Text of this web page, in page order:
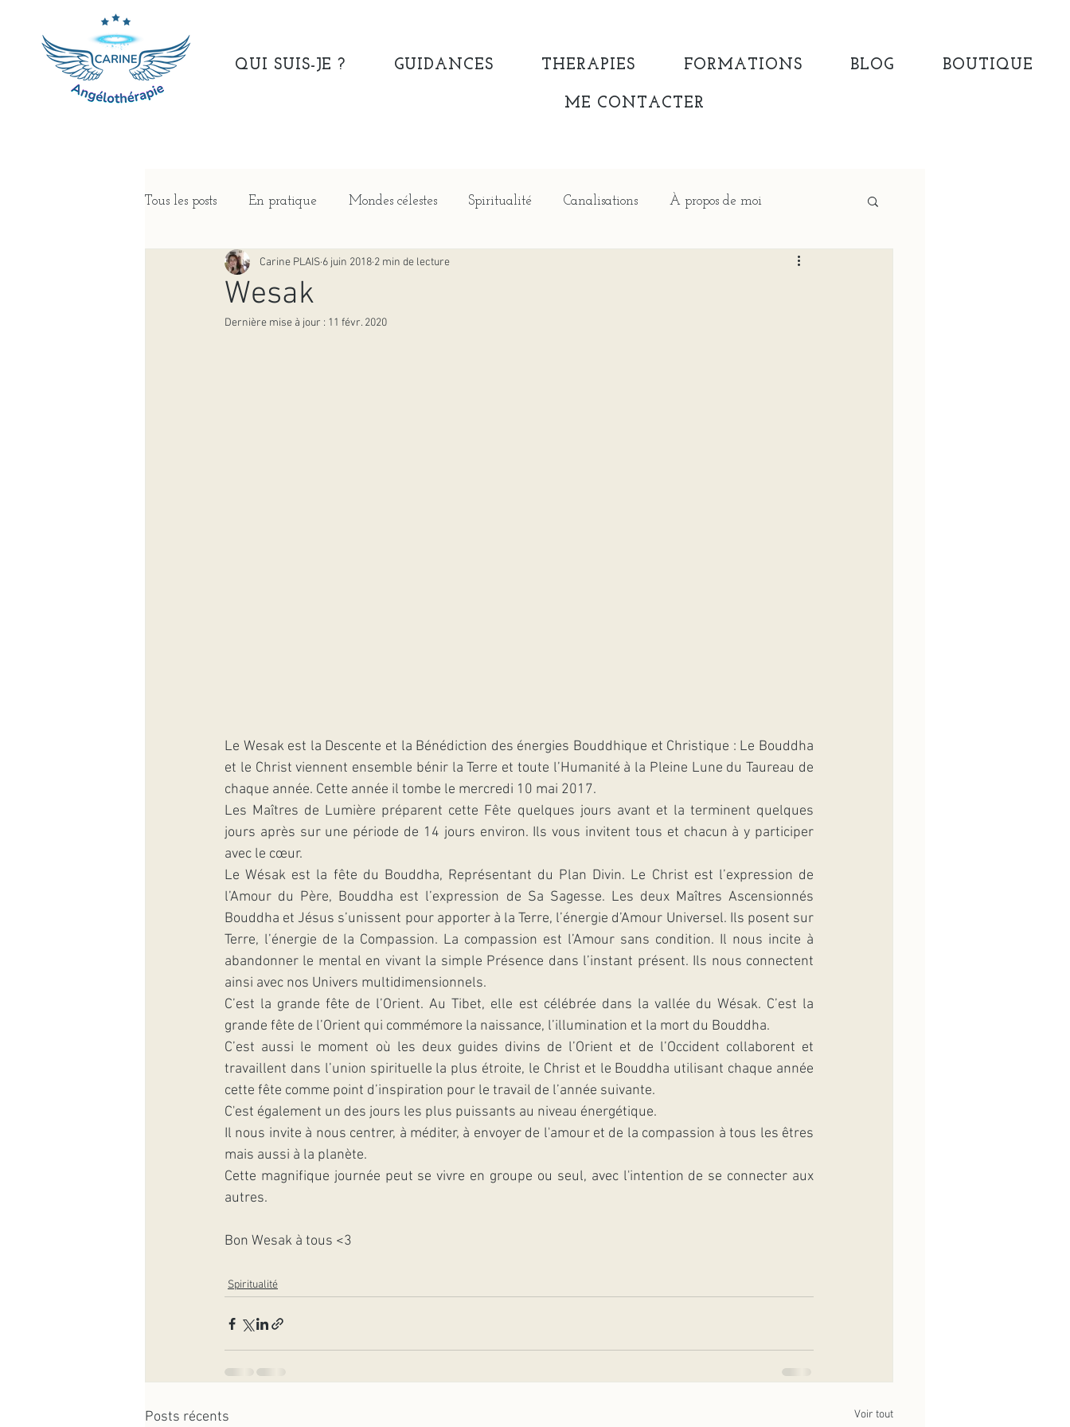
QUI SUIS-JE ? GUIDANCES THERAPIES FORMATIONS BLOG BOUTIQUE
ME CONTACTER
Tous les posts En pratique Mondes célestes Spiritualité Canalisations À propos de moi
Wesak
Carine PLAIS 6 juin 2018 2 min de lecture
Dernière mise à jour : 11 févr. 2020
Le Wesak est la Descente et la Bénédiction des énergies Bouddhique et Christique : Le Bouddha
et le Christ viennent ensemble bénir la Terre et toute l’Humanité à la Pleine Lune du Taureau de
chaque année. Cette année il tombe le mercredi 10 mai 2017.
Les Maîtres de Lumière préparent cette Fête quelques jours avant et la terminent quelques
jours après sur une période de 14 jours environ. Ils vous invitent tous et chacun à y participer
avec le cœur.
Le Wésak est la fête du Bouddha, Représentant du Plan Divin. Le Christ est l’expression de
l’Amour du Père, Bouddha est l’expression de Sa Sagesse. Les deux Maîtres Ascensionnés
Bouddha et Jésus s’unissent pour apporter à la Terre, l’énergie d’Amour Universel. Ils posent sur
Terre, l’énergie de la Compassion. La compassion est l’Amour sans condition. Il nous incite à
abandonner le mental en vivant la simple Présence dans l’instant présent. Ils nous connectent
ainsi avec nos Univers multidimensionnels.
C’est la grande fête de l’Orient. Au Tibet, elle est célébrée dans la vallée du Wésak. C’est la
grande fête de l’Orient qui commémore la naissance, l’illumination et la mort du Bouddha.
C’est aussi le moment où les deux guides divins de l’Orient et de l’Occident collaborent et
travaillent dans l’union spirituelle la plus étroite, le Christ et le Bouddha utilisant chaque année
cette fête comme point d’inspiration pour le travail de l’année suivante.
​C'est également un des jours les plus puissants au niveau énergétique.
​Il nous invite à nous centrer, à méditer, à envoyer de l'amour et de la compassion à tous les êtres
mais aussi à la planète.
​Cette magnifique journée peut se vivre en groupe ou seul, avec l'intention de se connecter aux
autres.
​Bon Wesak à tous <3
Spiritualité
Posts récents Voir tout